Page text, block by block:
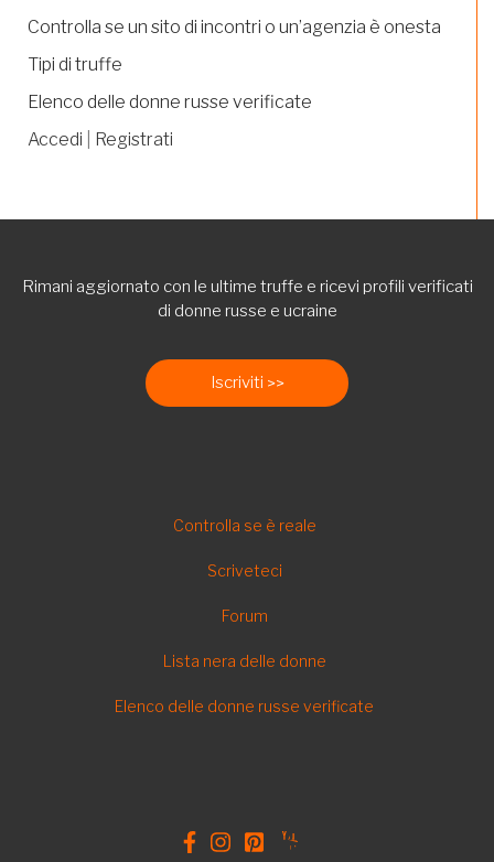
Controlla se un sito di incontri o un’agenzia è onesta
Tipi di truffe
Elenco delle donne russe verificate
Accedi
Registrati
Rimani aggiornato con le ultime truffe e ricevi profili verificati
di donne russe e ucraine
Iscriviti
Controlla se è reale
Scriveteci
Forum
Lista nera delle donne
Elenco delle donne russe verificate